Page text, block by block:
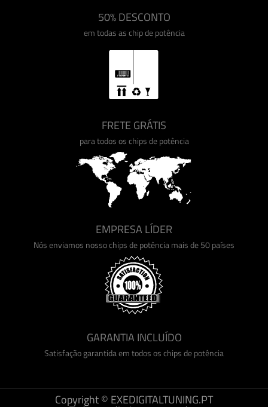
50% DESCONTO
em todas as chip de potência
FRETE GRÁTIS
para todos os chips de potência
EMPRESA LÍDER
Nós enviamos nosso chips de potência mais de 50 países
GARANTIA INCLUÍDO
Satisfação garantida em todos os chips de potência
Copyright © EXEDIGITALTUNING.PT